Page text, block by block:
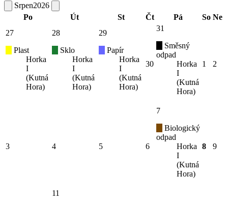
Srpen2026
Po
Út St Čt Pá So Ne
27
Plast
Horka
I
(Kutná
Hora)
28
Sklo
Horka
I
(Kutná
Hora)
29
Papír
Horka
I
(Kutná
Hora)
30
31
Směsný
odpad
Horka
I
(Kutná
Hora)
1 2
3 4 5 6
7
Biologický
odpad
Horka
I
(Kutná
Hora)
8 9
11